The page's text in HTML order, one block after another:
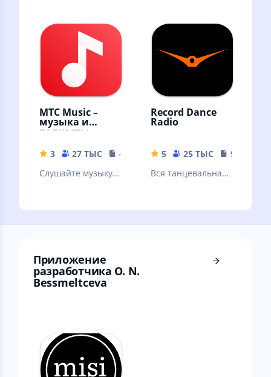
Андроида.
Пробная версия
МТС Music –
музыка и
подкасты
3 27 ТЫС
41 MB
Слушайте музыку и
Record Dance
Radio
5 25 ТЫС
9.39 MB
Вся танцевальная
Приложение
разработчика O. N.
Bessmeltceva